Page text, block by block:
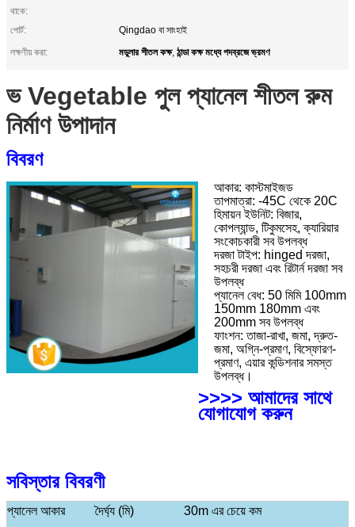
থাকে:
পোর্ট:
Qingdao বা সাংহাই
লক্ষণীয় করা:
মডুলার শীতল কক্ষ, ঠান্ডা কক্ষ মধ্যে পদব্রজে ভ্রমণ
ভ Vegetable পুল প্যানেল শীতল রুম
নির্মাণ উপাদান
বিবরণ
আকার: কাস্টমাইজড
তাপমাত্রা: -45C থেকে 20C
হিমায়ন ইউনিট: বিজার,
কোপল্যান্ড, টিকুমসেহ, ক্যারিয়ার
সংকোচকারী সব উপলব্ধ
দরজা টাইপ: hinged দরজা,
সহচরী দরজা এবং রিটার্ন দরজা সব
উপলব্ধ
প্যানেল বেধ: 50 মিমি 100mm
150mm 180mm এবং
200mm সব উপলব্ধ
ফাংশন: তাজা-রাখা, জমা, দ্রুত-
জমা, অগ্নি-প্রমাণ, বিস্ফোরণ-
প্রমাণ, এয়ার কন্ডিশনার সমস্ত
উপলব্ধ।
>>>> আমাদের সাথে
যোগাযোগ করুন
সবিস্তার বিবরণী
প্যানেল আকার দৈর্ঘ্য (মি)
30m এর চেয়ে কম